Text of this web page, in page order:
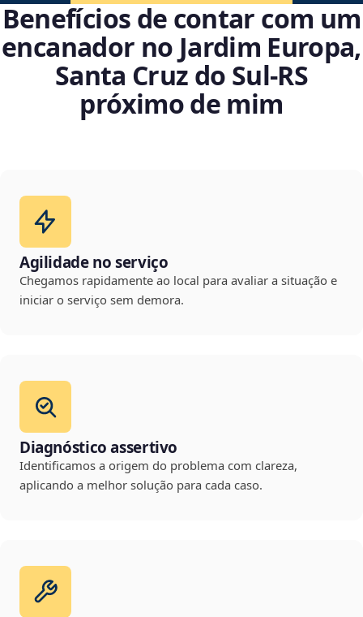
Benefícios de contar com um
encanador no Jardim Europa,
Santa Cruz do Sul‑RS
próximo de mim
Agilidade no serviço
Chegamos rapidamente ao local para avaliar a situação e
iniciar o serviço sem demora.
Diagnóstico assertivo
Identificamos a origem do problema com clareza,
aplicando a melhor solução para cada caso.